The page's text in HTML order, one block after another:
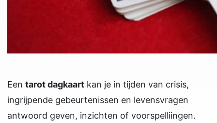
Een tarot dagkaart kan je in tijden van crisis,
ingrijpende gebeurtenissen en levensvragen
antwoord geven, inzichten of voorspelliingen.